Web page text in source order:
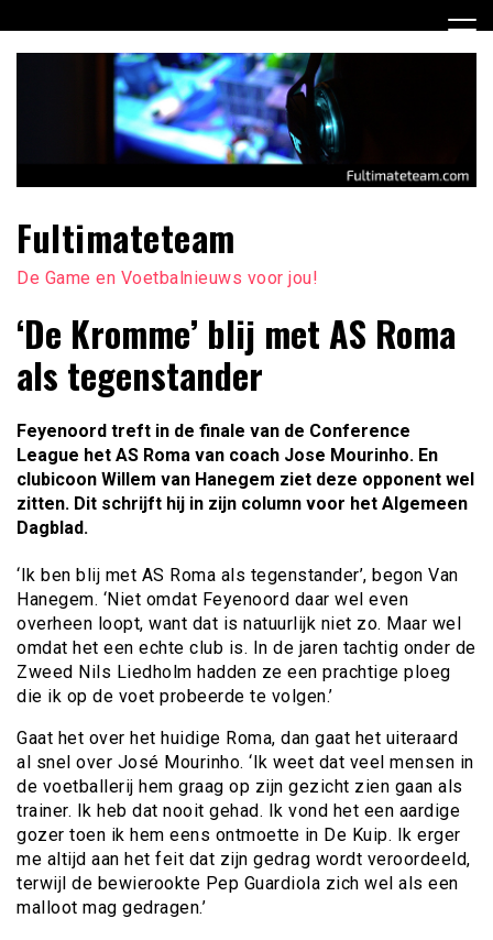
naar
Fultimateteam
De Game en Voetbalnieuws voor jou!
‘De Kromme’ blij met AS Roma
als tegenstander
Feyenoord treft in de finale van de Conference
League het AS Roma van coach Jose Mourinho. En
clubicoon Willem van Hanegem ziet deze opponent wel
zitten. Dit schrijft hij in zijn column voor het Algemeen
Dagblad.
‘Ik ben blij met AS Roma als tegenstander’, begon Van
Hanegem. ‘Niet omdat Feyenoord daar wel even
overheen loopt, want dat is natuurlijk niet zo. Maar wel
omdat het een echte club is. In de jaren tachtig onder de
Zweed Nils Liedholm hadden ze een prachtige ploeg
die ik op de voet probeerde te volgen.’
Gaat het over het huidige Roma, dan gaat het uiteraard
al snel over José Mourinho. ‘Ik weet dat veel mensen in
de voetballerij hem graag op zijn gezicht zien gaan als
trainer. Ik heb dat nooit gehad. Ik vond het een aardige
gozer toen ik hem eens ontmoette in De Kuip. Ik erger
me altijd aan het feit dat zijn gedrag wordt veroordeeld,
terwijl de bewierookte Pep Guardiola zich wel als een
malloot mag gedragen.’